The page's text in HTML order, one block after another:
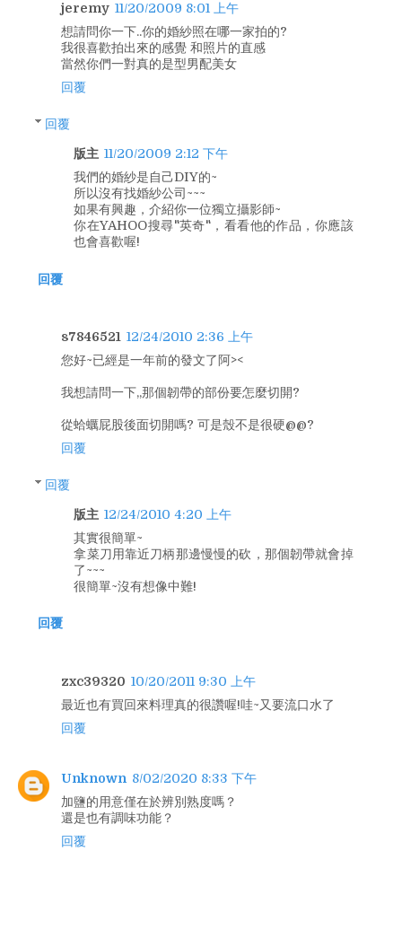
jeremy 11/20/2009 8:01 上午
想請問你一下..你的婚紗照在哪一家拍的?
我很喜歡拍出來的感覺 和照片的直感
當然你們一對真的是型男配美女
回覆
回覆
版主 11/20/2009 2:12 下午
我們的婚紗是自己DIY的~
所以沒有找婚紗公司~~~
如果有興趣，介紹你一位獨立攝影師~
你在YAHOO搜尋"英奇"，看看他的作品，你應該
也會喜歡喔!
回覆
s7846521 12/24/2010 2:36 上午
您好~已經是一年前的發文了阿><
我想請問一下,,那個韌帶的部份要怎麼切開?
從蛤蠣屁股後面切開嗎? 可是殼不是很硬@@?
回覆
回覆
版主 12/24/2010 4:20 上午
其實很簡單~
拿菜刀用靠近刀柄那邊慢慢的砍，那個韌帶就會掉
了~~~
很簡單~沒有想像中難!
回覆
zxc39320 10/20/2011 9:30 上午
最近也有買回來料理真的很讚喔!哇~又要流口水了
回覆
Unknown 8/02/2020 8:33 下午
加鹽的用意僅在於辨別熟度嗎？
還是也有調味功能？
回覆